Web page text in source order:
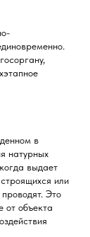
в
натурных
выдает
или
Это
от объекта